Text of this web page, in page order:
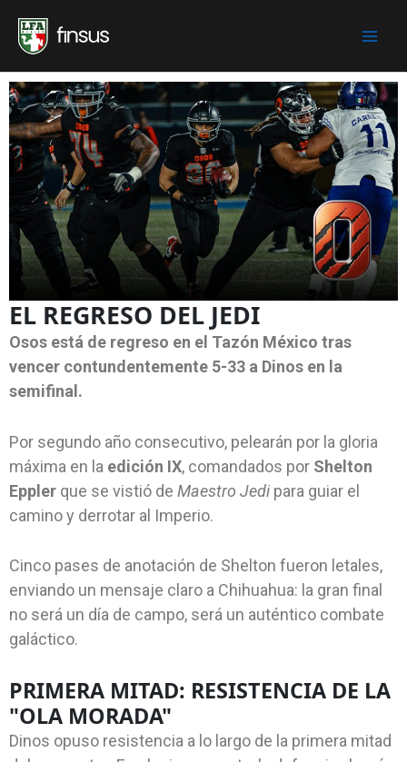
content
EL REGRESO DEL JEDI
Osos está de regreso en el Tazón México tras
vencer contundentemente 5-33 a Dinos en la
semifinal.
Por segundo año consecutivo, pelearán por la gloria
máxima en la edición IX, comandados por Shelton
Eppler que se vistió de Maestro Jedi para guiar el
camino y derrotar al Imperio.
Cinco pases de anotación de Shelton fueron letales,
enviando un mensaje claro a Chihuahua: la gran final
no será un día de campo, será un auténtico combate
galáctico.
PRIMERA MITAD: RESISTENCIA DE LA
"OLA MORADA"
Dinos opuso resistencia a lo largo de la primera mitad